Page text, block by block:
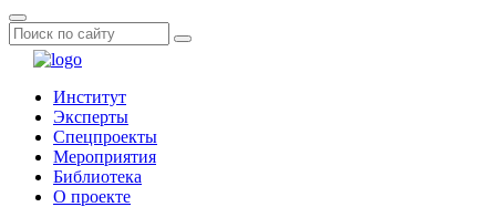
Институт
Эксперты
Спецпроекты
Мероприятия
Библиотека
О проекте